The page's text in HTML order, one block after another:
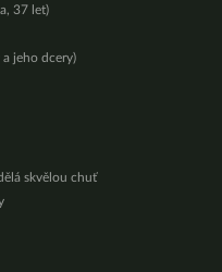
37 let)
a jeho dcery)
skvělou chuť